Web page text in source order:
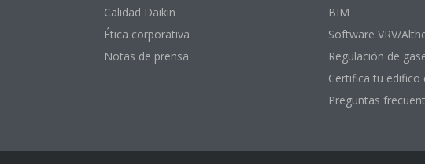
Calidad Daikin
Ética corporativa
Notas de prensa
BIM
Software VRV/
Regulación de
Certifica tu edifico
Preguntas